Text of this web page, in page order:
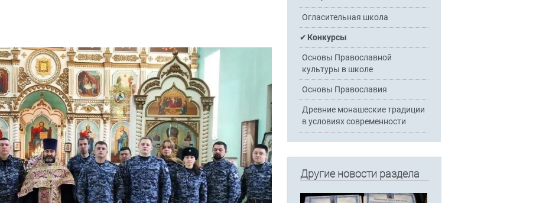
Огласительная школа
Конкурсы
Основы Православной
культуры в школе
Основы Православия
Древние монашеские традиции
в условиях современности
Другие новости раздела